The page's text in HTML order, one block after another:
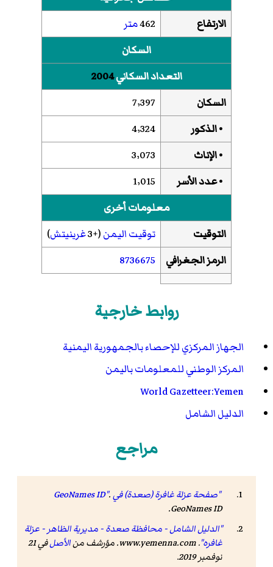
الارتفاع
462متر
السكان
التعداد السكاني2004
السكان
7٬397
• الذكور
4٬324
• الإناث
3٬073
• عدد الأسر
1٬015
معلومات أخرى
التوقيت
توقيت اليمن(+3 غرينيتش)
الرمز الجغرافي
8736675
روابط خارجية
الجهاز المركزي للإحصاء بالجمهورية اليمنية
المركز الوطني للمعلومات باليمن
World Gazetteer:Yemen
الدليل الشامل
مراجع
"صفحة عزلة غافرة (صعدة) في GeoNames ID".
GeoNames ID
.
"الدليل الشامل - محافظة صعدة - مديرية الظاهر - عزلة
غافره".
www.yemenna.com. مؤرشف منالأصل
في 21
نوفمبر 2019
.